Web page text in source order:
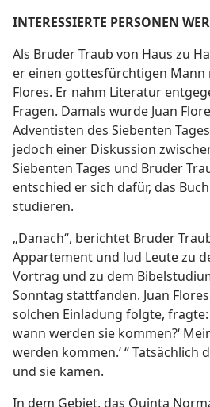
INTERESSIERTE PERSONEN
Als Bruder Traub von Haus zu
er einen gottesfürchtigen Mann
Flores. Er nahm Literatur
Fragen. Damals wurde Juan
Adventisten des Siebenten
jedoch einer Diskussion
Siebenten Tages und Bruder
entschied er sich dafür, das Buch
studieren.
„Danach“, berichtet Bruder
Appartement und lud Leute zu
Vortrag und zu dem
Sonntag stattfanden. Juan
solchen Einladung folgte,
wann werden sie kommen?‘
werden kommen.‘ “ Tatsächlich
und sie kamen.
In dem Gebiet, das Quinta